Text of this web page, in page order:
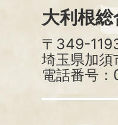
大利根
〒349-
埼玉県加須
電話番号：